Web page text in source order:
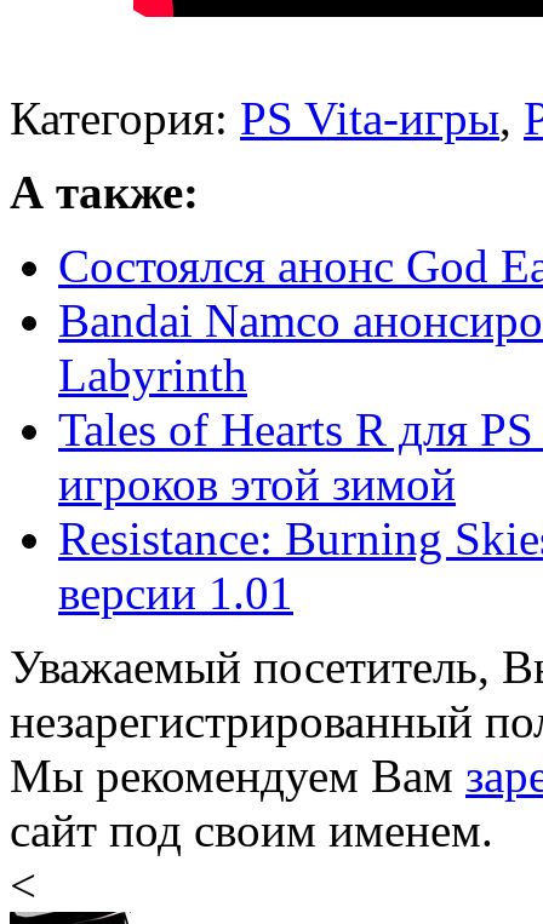
Категория: PS Vita-игры,
А также:
Состоялся анонс God
Bandai Namco
Labyrinth
Tales of Hearts R для
игроков этой зимой
Resistance: Burning
версии 1.01
Уважаемый посетитель,
незарегистрированный
Мы рекомендуем Вам
сайт под своим именем.
<